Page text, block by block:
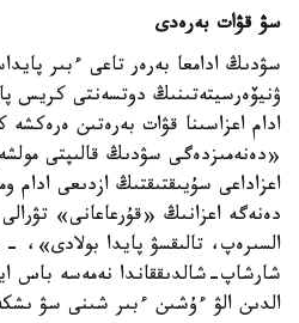
سۋ قۋات بەرەدى
سۋدىڭ ادامعا بەرەر تاعى ءبىر
ۋنيۆەرسيتەتىنىڭ دوتسەنتى كريس
ادام اعزاسىنا قۋات بەرەتىن
«دەنەمىزدەگى سۋدىڭ قالىپتى
اعزاداعى سۇيىقتىقتىڭ ازدىعى
دەنەگە اعزانىڭ «قۇرعاعانى» تۋرالى
السىرەپ، تالىقسۋ پايدا
شارشاپ-شالدىققاندا نەمەسە باس
الدىن الۋ ءۇشىن ءبىر شىنى سۋ